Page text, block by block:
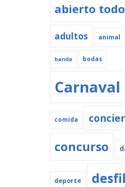
abierto
adultos animal
banda bodas
Carnaval
comida
concurso
deporte